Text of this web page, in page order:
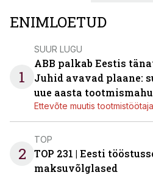
ENIMLOETUD
1
SUUR LUGU
ABB palkab Eestis
Juhid avavad plaane:
uue aasta
Ettevõte muutis
2
TOP
TOP 231 | Eesti
maksuvõlglased